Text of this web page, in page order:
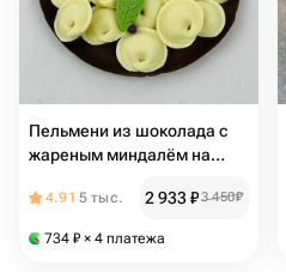
Пельмени из шоколада с
жареным миндалём на
тарелке(шоколад)
4.91 5 тыс. 2 933₽3 450₽
734 ₽ × 4 платежа